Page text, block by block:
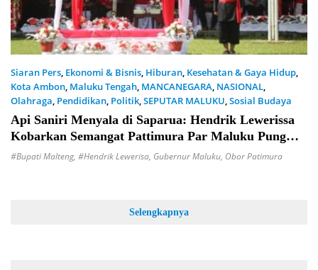
Siaran Pers, Ekonomi & Bisnis, Hiburan, Kesehatan & Gaya Hidup,
Kota Ambon, Maluku Tengah, MANCANEGARA, NASIONAL,
Olahraga, Pendidikan, Politik,SEPUTAR MALUKU,Sosial Budaya
15 Mei 2025
Api Saniri Menyala di Saparua: Hendrik Lewerissa
Kobarkan Semangat Pattimura Par Maluku Pung
Bae
#Bupati Malteng, #Hendrik Lewerisa, Gubernur Maluku, Obor Patimura
Selengkapnya